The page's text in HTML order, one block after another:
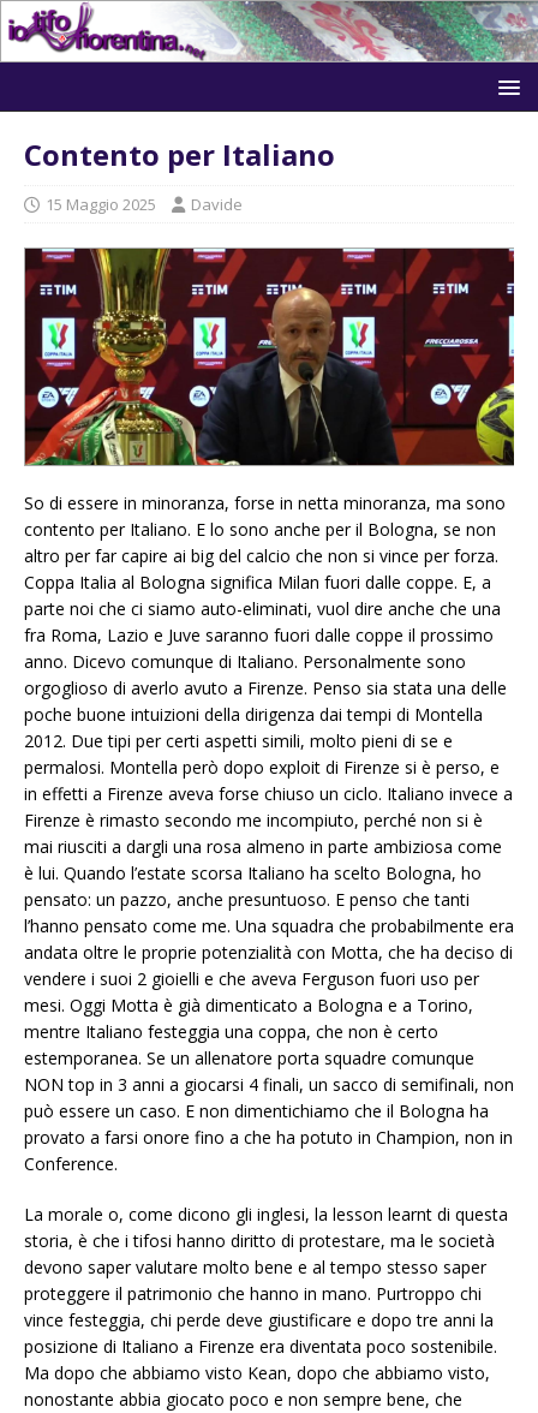
Contento per Italiano
15 Maggio 2025 Davide
So di essere in minoranza, forse in netta minoranza, ma sono
contento per Italiano. E lo sono anche per il Bologna, se non
altro per far capire ai big del calcio che non si vince per forza.
Coppa Italia al Bologna significa Milan fuori dalle coppe. E, a
parte noi che ci siamo auto-eliminati, vuol dire anche che una
fra Roma, Lazio e Juve saranno fuori dalle coppe il prossimo
anno. Dicevo comunque di Italiano. Personalmente sono
orgoglioso di averlo avuto a Firenze. Penso sia stata una delle
poche buone intuizioni della dirigenza dai tempi di Montella
2012. Due tipi per certi aspetti simili, molto pieni di se e
permalosi. Montella però dopo exploit di Firenze si è perso, e
in effetti a Firenze aveva forse chiuso un ciclo. Italiano invece a
Firenze è rimasto secondo me incompiuto, perché non si è
mai riusciti a dargli una rosa almeno in parte ambiziosa come
è lui. Quando l’estate scorsa Italiano ha scelto Bologna, ho
pensato: un pazzo, anche presuntuoso. E penso che tanti
l’hanno pensato come me. Una squadra che probabilmente era
andata oltre le proprie potenzialità con Motta, che ha deciso di
vendere i suoi 2 gioielli e che aveva Ferguson fuori uso per
mesi. Oggi Motta è già dimenticato a Bologna e a Torino,
mentre Italiano festeggia una coppa, che non è certo
estemporanea. Se un allenatore porta squadre comunque
NON top in 3 anni a giocarsi 4 finali, un sacco di semifinali, non
può essere un caso. E non dimentichiamo che il Bologna ha
provato a farsi onore fino a che ha potuto in Champion, non in
Conference.
La morale o, come dicono gli inglesi, la lesson learnt di questa
storia, è che i tifosi hanno diritto di protestare, ma le società
devono saper valutare molto bene e al tempo stesso saper
proteggere il patrimonio che hanno in mano. Purtroppo chi
vince festeggia, chi perde deve giustificare e dopo tre anni la
posizione di Italiano a Firenze era diventata poco sostenibile.
Ma dopo che abbiamo visto Kean, dopo che abbiamo visto,
nonostante abbia giocato poco e non sempre bene, che